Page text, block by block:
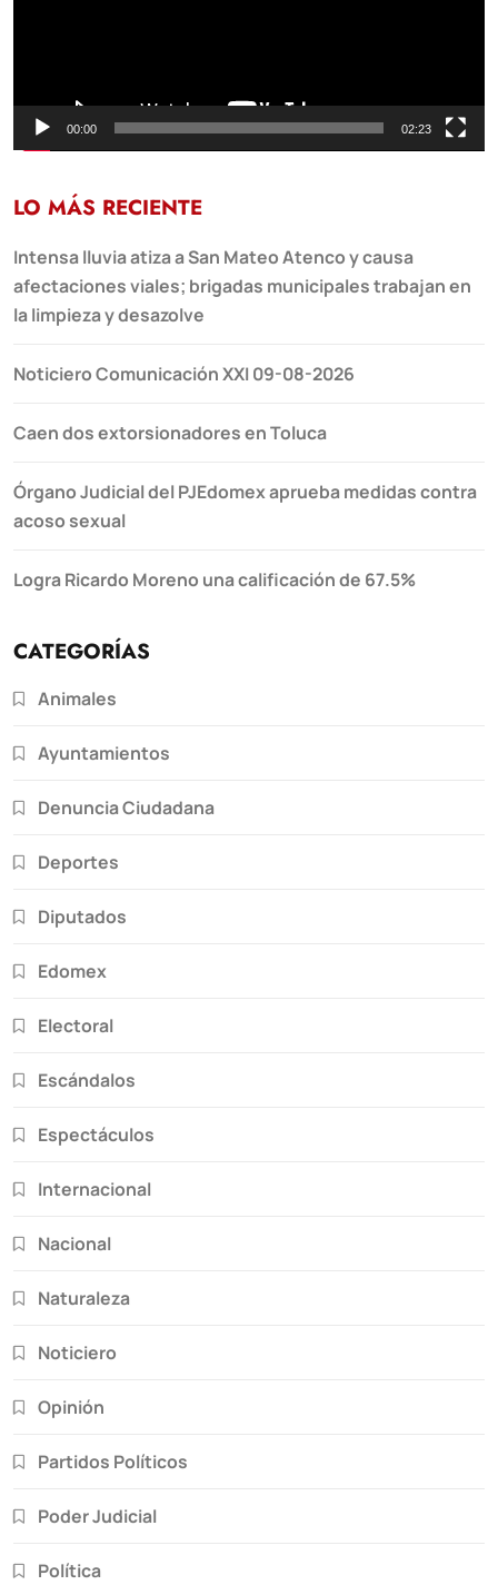
00:00 02:23
LO MÁS RECIENTE
Intensa lluvia atiza a San Mateo Atenco y causa
afectaciones viales; brigadas municipales trabajan en
la limpieza y desazolve
Noticiero Comunicación XXI 09-08-2026
Caen dos extorsionadores en Toluca
Órgano Judicial del PJEdomex aprueba medidas contra
acoso sexual
Logra Ricardo Moreno una calificación de 67.5%
CATEGORÍAS
Animales
Ayuntamientos
Denuncia Ciudadana
Deportes
Diputados
Edomex
Electoral
Escándalos
Espectáculos
Internacional
Nacional
Naturaleza
Noticiero
Opinión
Partidos Políticos
Poder Judicial
Política